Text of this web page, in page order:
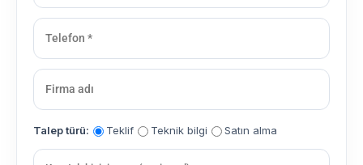
Talep türü: Teklif Teknik bilgi Satın alma